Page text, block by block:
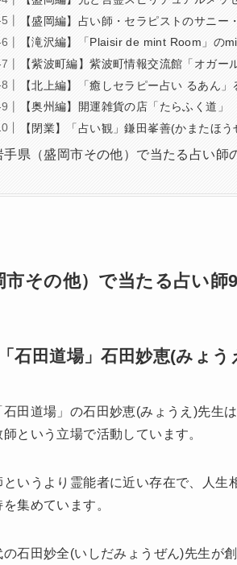
【盛岡編】占い師・セラピストのサニー
【滝沢編】「Plaisir de mint Room」の
【紫波町編】紫波町情報交流館「オガー
【北上編】「癒しセラピー占い るあん」
【奥州編】開運雑貨の店「たらふく道」
【閉業】「占い観」鎌田峯善(かまたほう
手県（盛岡市その他）で当たる占い師
市その他）で当たる占い師
「石田道場」石田妙恵(みょう
石田道場」の石田妙恵(みょうえ)先生
という立場で活動しています。
いうより霊能者に近い存在で、人
集めています。
石田妙全(いしだみょうぜん)先生が